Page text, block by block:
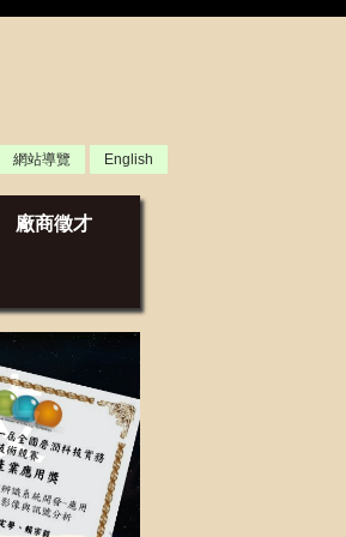
網站導覽 English
廠商徵才